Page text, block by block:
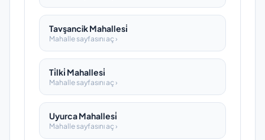
Tavşancik Mahallesi̇
Mahalle sayfasını aç ›
Ti̇lki̇ Mahallesi̇
Mahalle sayfasını aç ›
Uyurca Mahallesi̇
Mahalle sayfasını aç ›